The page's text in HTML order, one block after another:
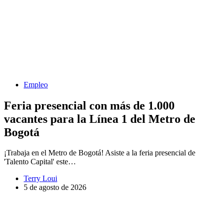
Empleo
Feria presencial con más de 1.000
vacantes para la Línea 1 del Metro de
Bogotá
¡Trabaja en el Metro de Bogotá! Asiste a la feria presencial de
'Talento Capital' este…
Terry Loui
5 de agosto de 2026